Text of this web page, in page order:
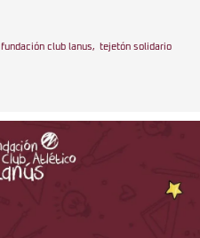
fundación club lanus, tejetón solidario